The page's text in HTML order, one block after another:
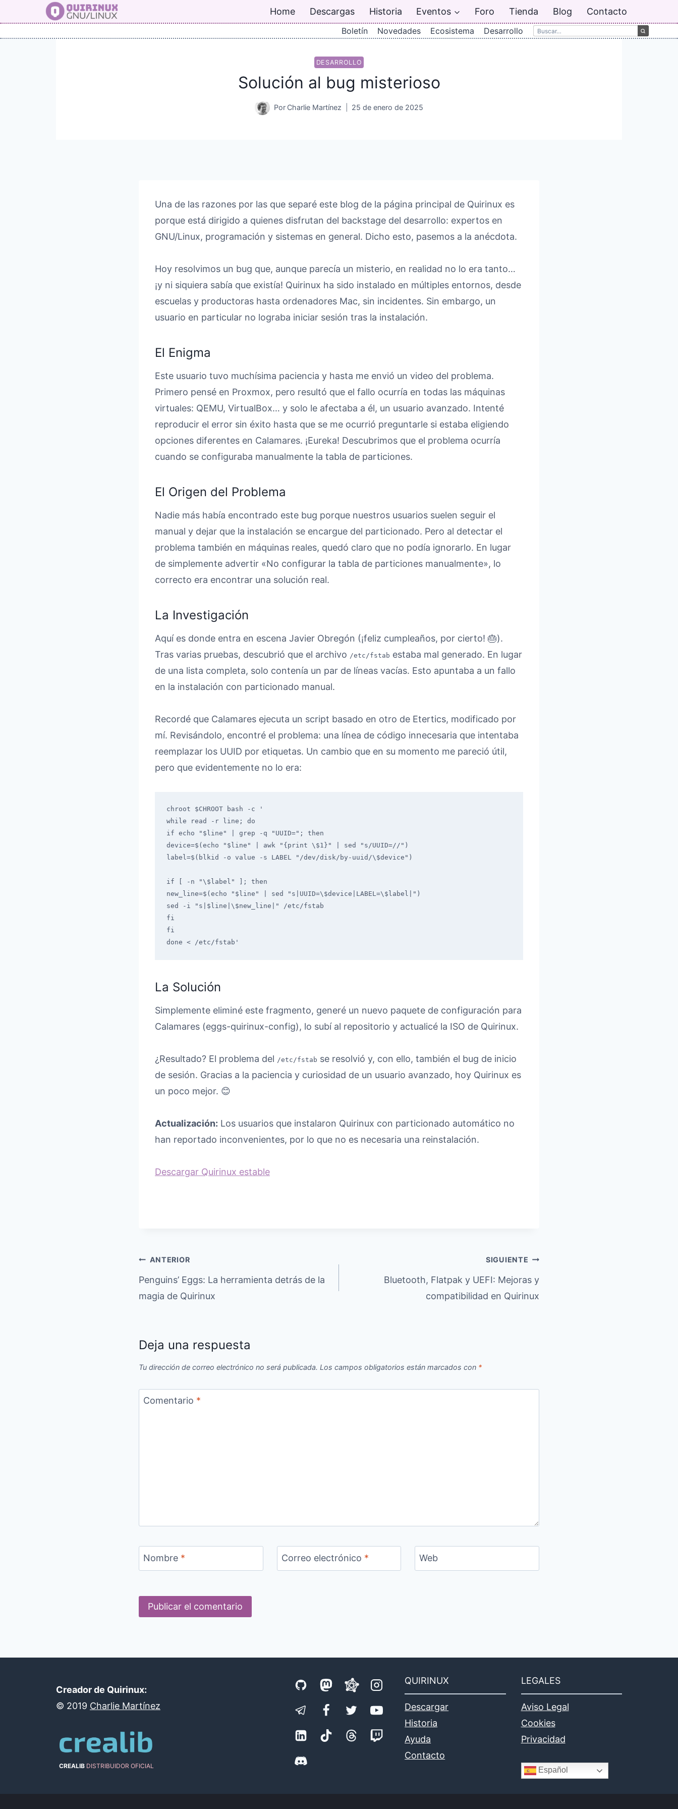
al
contenido
Home Descargas Historia Eventos Foro Tienda Blog Contacto
Boletín Novedades Ecosistema Desarrollo
DESARROLLO
Solución al bug misterioso
Por Charlie Martínez 25 de enero de 2025
Una de las razones por las que separé este blog de la página principal de Quirinux es
porque está dirigido a quienes disfrutan del backstage del desarrollo: expertos en
GNU/Linux, programación y sistemas en general. Dicho esto, pasemos a la anécdota.
Hoy resolvimos un bug que, aunque parecía un misterio, en realidad no lo era tanto…
¡y ni siquiera sabía que existía! Quirinux ha sido instalado en múltiples entornos, desde
escuelas y productoras hasta ordenadores Mac, sin incidentes. Sin embargo, un
usuario en particular no lograba iniciar sesión tras la instalación.
El Enigma
Este usuario tuvo muchísima paciencia y hasta me envió un video del problema.
Primero pensé en Proxmox, pero resultó que el fallo ocurría en todas las máquinas
virtuales: QEMU, VirtualBox… y solo le afectaba a él, un usuario avanzado. Intenté
reproducir el error sin éxito hasta que se me ocurrió preguntarle si estaba eligiendo
opciones diferentes en Calamares. ¡Eureka! Descubrimos que el problema ocurría
cuando se configuraba manualmente la tabla de particiones.
El Origen del Problema
Nadie más había encontrado este bug porque nuestros usuarios suelen seguir el
manual y dejar que la instalación se encargue del particionado. Pero al detectar el
problema también en máquinas reales, quedó claro que no podía ignorarlo. En lugar
de simplemente advertir «No configurar la tabla de particiones manualmente», lo
correcto era encontrar una solución real.
La Investigación
Aquí es donde entra en escena Javier Obregón (¡feliz cumpleaños, por cierto! 🎂).
Tras varias pruebas, descubrió que el archivo /etc/fstab estaba mal generado. En lugar
de una lista completa, solo contenía un par de líneas vacías. Esto apuntaba a un fallo
en la instalación con particionado manual.
Recordé que Calamares ejecuta un script basado en otro de Etertics, modificado por
mí. Revisándolo, encontré el problema: una línea de código innecesaria que intentaba
reemplazar los UUID por etiquetas. Un cambio que en su momento me pareció útil,
pero que evidentemente no lo era:
chroot $CHROOT bash -c '
while read -r line; do
if echo "$line" | grep -q "UUID="; then
device=$(echo "$line" | awk "{print \$1}" | sed "s/UUID=//")
label=$(blkid -o value -s LABEL "/dev/disk/by-uuid/\$device")
if [ -n "\$label" ]; then
new_line=$(echo "$line" | sed "s|UUID=\$device|LABEL=\$label|")
sed -i "s|$line|\$new_line|" /etc/fstab
fi
fi
done < /etc/fstab'
La Solución
Simplemente eliminé este fragmento, generé un nuevo paquete de configuración para
Calamares (eggs-quirinux-config), lo subí al repositorio y actualicé la ISO de Quirinux.
¿Resultado? El problema del /etc/fstab se resolvió y, con ello, también el bug de inicio
de sesión. Gracias a la paciencia y curiosidad de un usuario avanzado, hoy Quirinux es
un poco mejor. 😊
Actualización: Los usuarios que instalaron Quirinux con particionado automático no
han reportado inconvenientes, por lo que no es necesaria una reinstalación.
Descargar Quirinux estable
Navegación
de
entradas
ANTERIOR
Penguins’ Eggs: La herramienta detrás de la
magia de Quirinux
SIGUIENTE
Bluetooth, Flatpak y UEFI: Mejoras y
compatibilidad en Quirinux
Deja una respuesta
Tu dirección de correo electrónico no será publicada. Los campos obligatorios están marcados con *
Comentario *
Nombre * Correo electrónico * Web
Creador de Quirinux:
© 2019 Charlie Martínez
CREALIB DISTRIBUIDOR OFICIAL
QUIRINUX
Descargar
Historia
Ayuda
Contacto
LEGALES
Aviso Legal
Cookies
Privacidad
Español